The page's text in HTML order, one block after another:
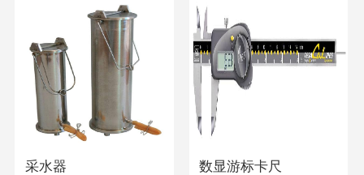
采水器
数显游标卡尺